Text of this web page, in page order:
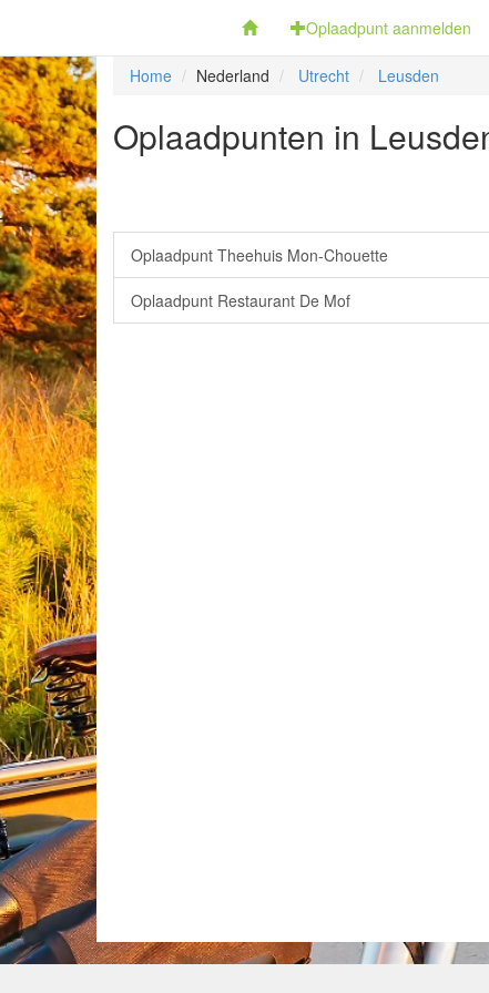
Oplaadpunt aanmelden
Home Nederland Utrecht Leusden
Oplaadpunten in
Oplaadpunt Theehuis Mon-Chouette
Oplaadpunt Restaurant De Mof